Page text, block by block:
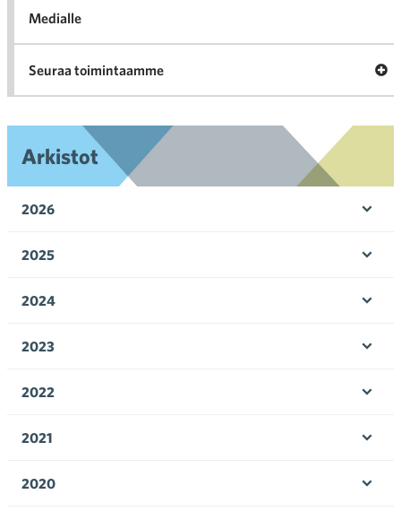
Medialle
Seuraa toimintaamme
Arkistot
2026
2025
2024
2023
2022
2021
2020